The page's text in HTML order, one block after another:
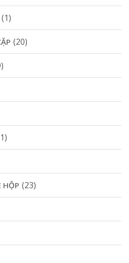
(1)
(20)
HỘP (23)